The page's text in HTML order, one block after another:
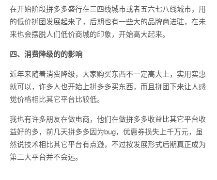
在开始阶段拼多多盛行在三四线城市或者五六七八线城市，用
的低价拼团发展起来了，后期也有一些大的品牌商进驻，在未
来也会摆脱人们低价商城的印象，开始高大起来。
四、消费降级的的影响
近年来随着消费降级，大家购买东西不一定高大上，实用实惠
就可以，许多人也开始上拼多多买东西，而且拼团下来让人感
觉价格相比其它平台比较低。
我也有许多朋友在做电商，他们在做拼多多收益比其它平台收
益好的多，前几天拼多多因为bug，优惠券损失上千万元，虽
然说技术相比其它平台有点逊，不过按发展形式后期真正成为
第二大平台并不会远。